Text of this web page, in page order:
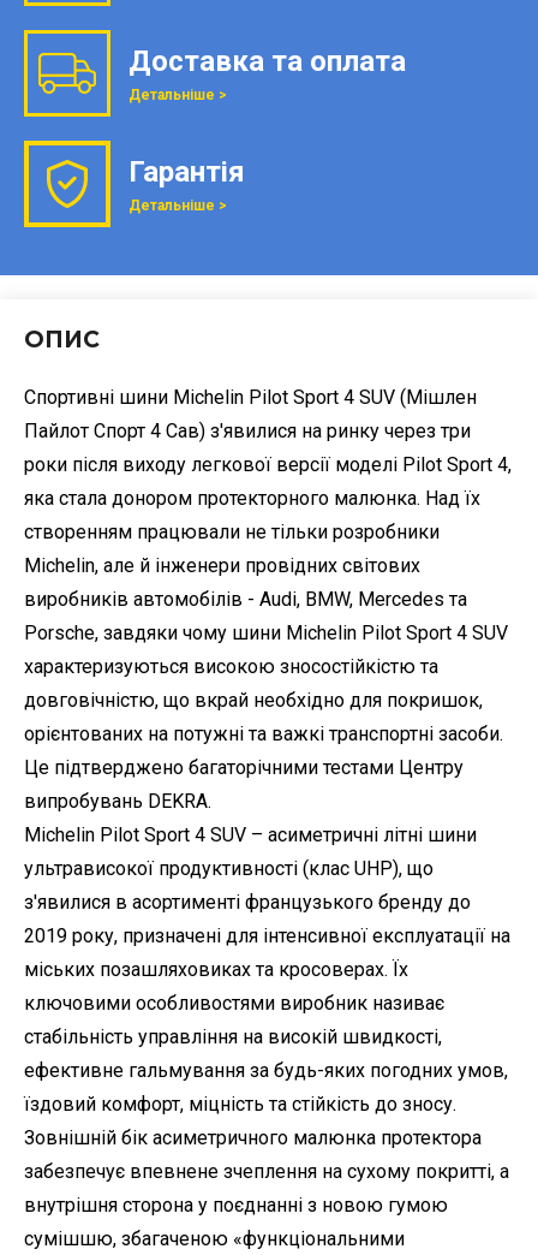
Доставка та оплата
Детальніше >
Гарантія
Детальніше >
ОПИС
Спортивні шини Michelin Pilot Sport 4 SUV (Мішлен
Пайлот Спорт 4 Сав) з'явилися на ринку через три
роки після виходу легкової версії моделі Pilot Sport 4,
яка стала донором протекторного малюнка. Над їх
створенням працювали не тільки розробники
Michelin, але й інженери провідних світових
виробників автомобілів - Audi, BMW, Mercedes та
Porsche, завдяки чому шини Michelin Pilot Sport 4 SUV
характеризуються високою зносостійкістю та
довговічністю, що вкрай необхідно для покришок,
орієнтованих на потужні та важкі транспортні засоби.
Це підтверджено багаторічними тестами Центру
випробувань DEKRA.
Michelin Pilot Sport 4 SUV – асиметричні літні шини
ультрависокої продуктивності (клас UHP), що
з'явилися в асортименті французького бренду до
2019 року, призначені для інтенсивної експлуатації на
міських позашляховиках та кросоверах. Їх
ключовими особливостями виробник називає
стабільність управління на високій швидкості,
ефективне гальмування за будь-яких погодних умов,
їздовий комфорт, міцність та стійкість до зносу.
Зовнішній бік асиметричного малюнка протектора
забезпечує впевнене зчеплення на сухому покритті, а
внутрішня сторона у поєднанні з новою гумою
сумішшю, збагаченою «функціональними